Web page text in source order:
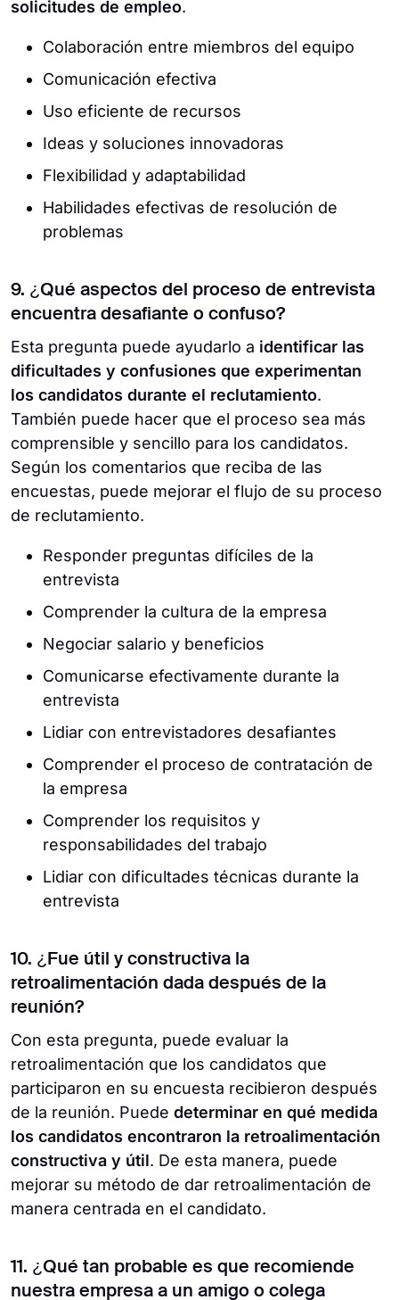
solicitudes de empleo.
Colaboración entre miembros del equipo
Comunicación efectiva
Uso eficiente de recursos
Ideas y soluciones innovadoras
Flexibilidad y adaptabilidad
Habilidades efectivas de resolución de
problemas
9. ¿Qué aspectos del proceso de entrevista
encuentra desafiante o confuso?
Esta pregunta puede ayudarlo a identificar las
dificultades y confusiones que experimentan
los candidatos durante el reclutamiento.
También puede hacer que el proceso sea más
comprensible y sencillo para los candidatos.
Según los comentarios que reciba de las
encuestas, puede mejorar el flujo de su proceso
de reclutamiento.
Responder preguntas difíciles de la
entrevista
Comprender la cultura de la empresa
Negociar salario y beneficios
Comunicarse efectivamente durante la
entrevista
Lidiar con entrevistadores desafiantes
Comprender el proceso de contratación de
la empresa
Comprender los requisitos y
responsabilidades del trabajo
Lidiar con dificultades técnicas durante la
entrevista
10. ¿Fue útil y constructiva la
retroalimentación dada después de la
reunión?
Con esta pregunta, puede evaluar la
retroalimentación que los candidatos que
participaron en su encuesta recibieron después
de la reunión. Puede determinar en qué medida
los candidatos encontraron la retroalimentación
constructiva y útil. De esta manera, puede
mejorar su método de dar retroalimentación de
manera centrada en el candidato.
11. ¿Qué tan probable es que recomiende
nuestra empresa a un amigo o colega